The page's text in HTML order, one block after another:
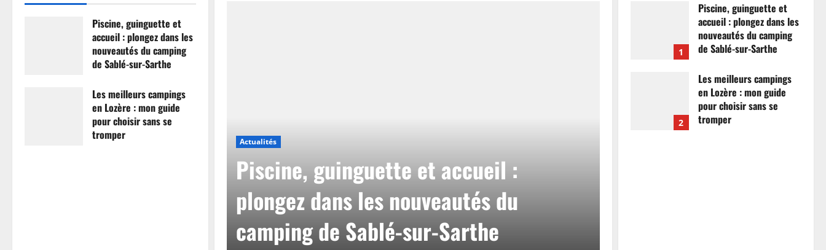
Piscine, guinguette et
accueil : plongez dans les
nouveautés du camping
de Sablé-sur-Sarthe
Les meilleurs campings
en Lozère : mon guide
pour choisir sans se
tromper
Actualités
Piscine, guinguette et accueil :
plongez dans les nouveautés du
camping de Sablé-sur-Sarthe
1
Piscine, guinguette et
accueil : plongez dans les
nouveautés du camping
de Sablé-sur-Sarthe
2
Les meilleurs campings
en Lozère : mon guide
pour choisir sans se
tromper